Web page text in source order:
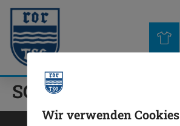
SGH 9
Wir verwenden Cookies